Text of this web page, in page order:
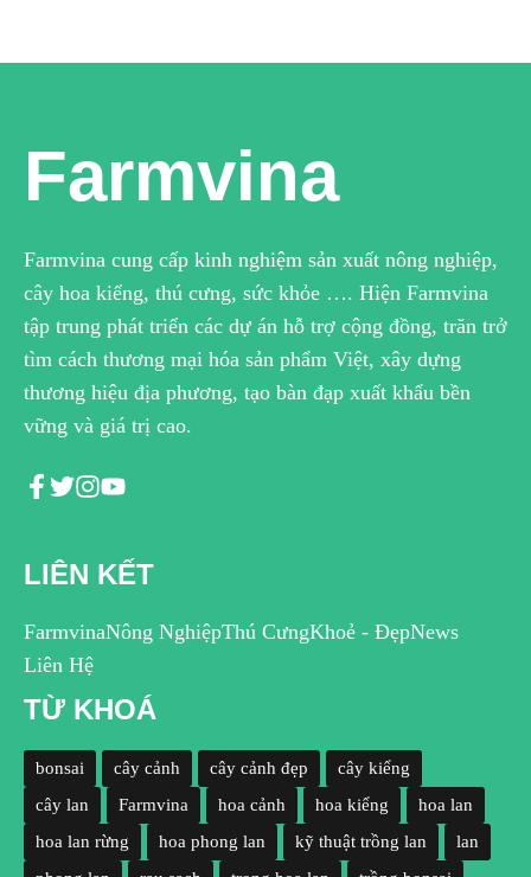
Farmvina
Farmvina cung cấp kinh nghiệm sản xuất nông nghiệp,
cây hoa kiểng, thú cưng, sức khỏe …. Hiện Farmvina
tập trung phát triển các dự án hỗ trợ cộng đồng, trăn trở
tìm cách thương mại hóa sản phẩm Việt, xây dựng
thương hiệu địa phương, tạo bàn đạp xuất khẩu bền
vững và giá trị cao.
LIÊN KẾT
FarmvinaNông NghiệpThú CưngKhoẻ - ĐẹpNews
Liên Hệ
TỪ KHOÁ
bonsai cây cảnh cây cảnh đẹp
cây kiểng
cây lan
Farmvina hoa cảnh hoa kiểng
hoa lan
hoa lan rừng
hoa phong lan kỹ thuật trồng lan
lan